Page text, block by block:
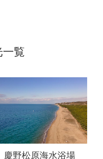
一覧
慶野松原海水浴場